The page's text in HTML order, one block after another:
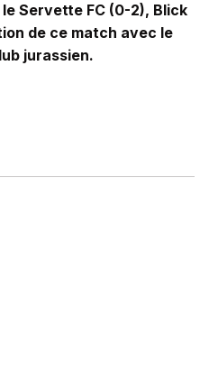
Servette FC (0-2), Blick
de ce match avec le
jurassien.